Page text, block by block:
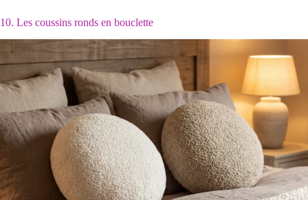
10. Les coussins ronds en bouclette